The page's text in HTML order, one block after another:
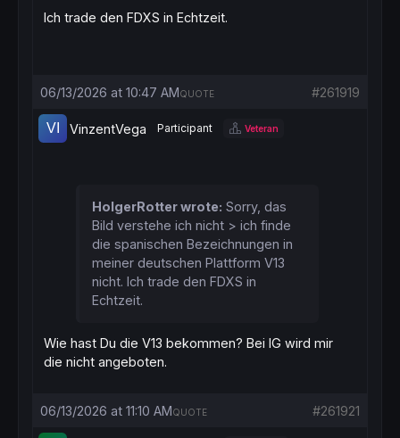
Ich trade den FDXS in Echtzeit.
06/13/2026 at 10:47 AM #261919
QUOTE
VinzentVega Participant Veteran
HolgerRotter wrote: Sorry, das
Bild verstehe ich nicht > ich finde
die spanischen Bezeichnungen in
meiner deutschen Plattform V13
nicht. Ich trade den FDXS in
Echtzeit.
Wie hast Du die V13 bekommen? Bei IG wird mir
die nicht angeboten.
06/13/2026 at 11:10 AM #261921
QUOTE